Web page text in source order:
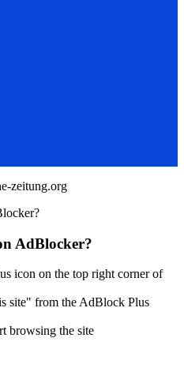
zeitung.org
AdBlocker?
icon on the top right corner of
site" from the AdBlock Plus
browsing the site